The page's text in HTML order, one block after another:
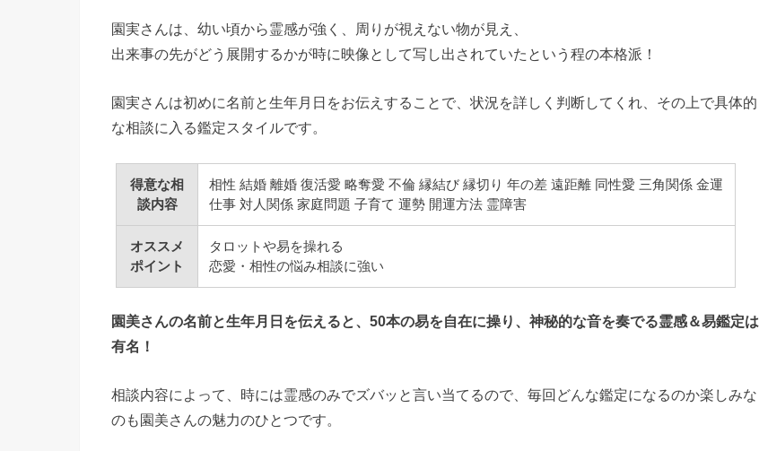
園実さんは、幼い頃から霊感が強く、周りが視えない物が見え、
出来事の先がどう展開するかが時に映像として写し出されていたという程の本格派！
園実さんは初めに名前と生年月日をお伝えすることで、状況を詳しく判断してくれ、その上で具体的
な相談に入る鑑定スタイルです。
得意な相
談内容
相性 結婚 離婚 復活愛 略奪愛 不倫 縁結び 縁切り 年の差 遠距離 同性愛 三角関係 金運
仕事 対人関係 家庭問題 子育て 運勢 開運方法 霊障害
オススメ
ポイント
タロットや易を操れる
恋愛・相性の悩み相談に強い
園美さんの名前と生年月日を伝えると、50本の易を自在に操り、神秘的な音を奏でる霊感＆易鑑定は
有名！
相談内容によって、時には霊感のみでズバッと言い当てるので、毎回どんな鑑定になるのか楽しみな
のも園美さんの魅力のひとつです。